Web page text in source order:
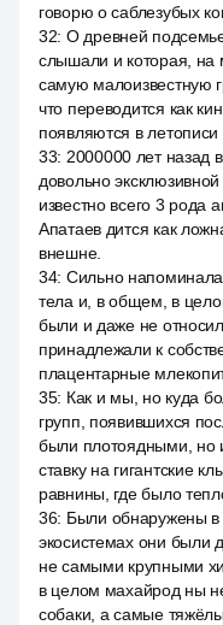
говорю о саблезубых
32: О древней
слышали и которая, на
самую малоизвестную
что переводится как
появляются в
33: 2000000 лет назад
довольно
известно всего 3 рода
Апатаев дится как
внешне.
34: Сильно
тела и, в общем, в
были и даже не
принадлежали к
плацентарные
35: Как и мы, но куда
групп, появившихся
были плотоядными, но
ставку на гигантские
равнины, где было
36: Были обнаружены в
экосистемах они были
не самыми крупными
в целом махайрод ны
собаки, а самые